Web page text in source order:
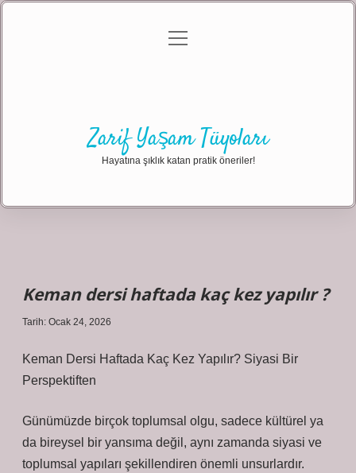
Gizlilik Politikası
menüyü
Zarif Yaşam Tüyoları
Hayatına şıklık katan pratik öneriler!
Keman dersi haftada kaç kez yapılır ?
Tarih: Ocak 24, 2026
Keman Dersi Haftada Kaç Kez Yapılır? Siyasi Bir
Perspektiften
Günümüzde birçok toplumsal olgu, sadece kültürel ya
da bireysel bir yansıma değil, aynı zamanda siyasi ve
toplumsal yapıları şekillendiren önemli unsurlardır.